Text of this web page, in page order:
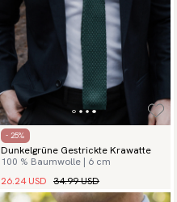
- 25%
Dunkelgrüne Gestrickte Krawatte
100 % Baumwolle | 6 cm
26.24 USD 34.99 USD